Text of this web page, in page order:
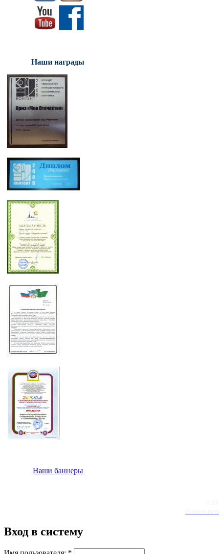
Наши награды
Наши баннеры
Вход в систему